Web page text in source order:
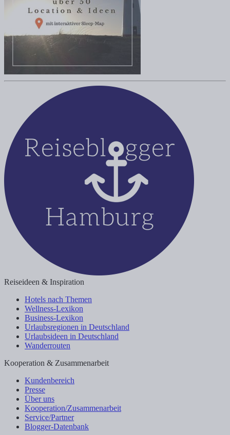
Reiseideen & Inspiration
Hotels nach Themen
Wellness-Lexikon
Business-Lexikon
Urlaubsregionen in Deutschland
Urlaubsideen in Deutschland
Wanderrouten
Kooperation & Zusammenarbeit
Kundenbereich
Presse
Über uns
Kooperation/Zusammenarbeit
Service/Partner
Blogger-Datenbank